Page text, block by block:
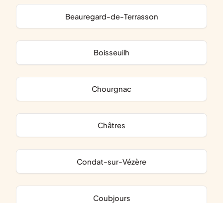
Beauregard-de-Terrasson
Boisseuilh
Chourgnac
Châtres
Condat-sur-Vézère
Coubjours